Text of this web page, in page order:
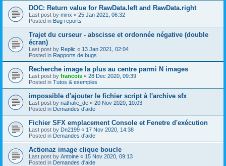
DOC: Return value for RawData.left and RawData.right
Last post by minx « 25 Jan 2021, 06:32
Posted in Bug reports
Trajet du curseur - abscisse et ordonnée négative (double
écran)
Last post by Replic « 13 Jan 2021, 02:04
Posted in Rapports de bugs
Recherche image la plus au centre parmi N images
Last post by francois « 28 Dec 2020, 09:39
Posted in Tutos & exemples
impossible d'ajouter le fichier script à l'archive sfx
Last post by nathalie_de « 20 Nov 2020, 10:03
Posted in Demandes d'aide
Fichier SFX emplacement Console et Fenetre d'exécution
Last post by Dn2199 « 17 Nov 2020, 14:38
Posted in Demandes d'aide
Actionaz image clique boucle
Last post by Antoine « 15 Nov 2020, 09:13
Posted in Demandes d'aide